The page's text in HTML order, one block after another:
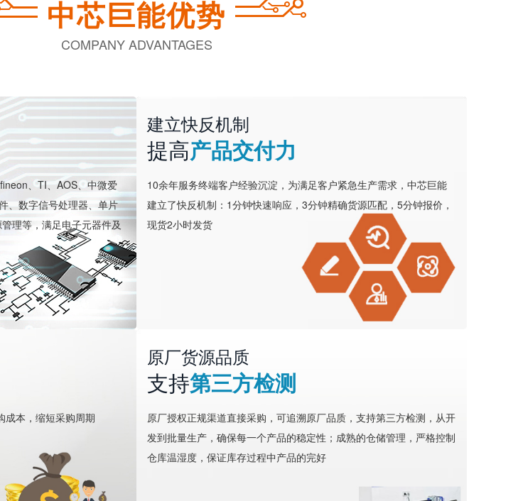
中芯巨能优势
COMPANY ADVANTAGES
、TI、AOS、中微爱
、数字信号处理器、单片
理等，满足电子元器件及
建立快反机制
提高产品交付力
10余年服务终端客户经验沉淀，为满足客户紧急生产需求，中芯巨能
建立了快反机制：1分钟快速响应，3分钟精确货源匹配，5分钟报价，
现货2小时发货
成本，缩短采购周期
原厂货源品质
支持第三方检测
原厂授权正规渠道直接采购，可追溯原厂品质，支持第三方检测，从开
发到批量生产，确保每一个产品的稳定性；成熟的仓储管理，严格控制
仓库温湿度，保证库存过程中产品的完好